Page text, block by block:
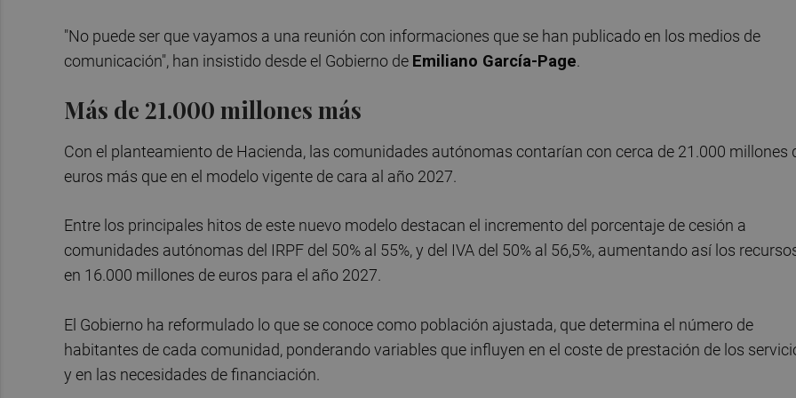
"No puede ser que vayamos a una reunión con informaciones que se han publicado en los medios de
comunicación", han insistido desde el Gobierno de Emiliano García-Page.
Más de 21.000 millones más
Con el planteamiento de Hacienda, las comunidades autónomas contarían con cerca de 21.000 millones
euros más que en el modelo vigente de cara al año 2027.
Entre los principales hitos de este nuevo modelo destacan el incremento del porcentaje de cesión a
comunidades autónomas del IRPF del 50% al 55%, y del IVA del 50% al 56,5%, aumentando así los
en 16.000 millones de euros para el año 2027.
El Gobierno ha reformulado lo que se conoce como población ajustada, que determina el número de
habitantes de cada comunidad, ponderando variables que influyen en el coste de prestación de los
y en las necesidades de financiación.